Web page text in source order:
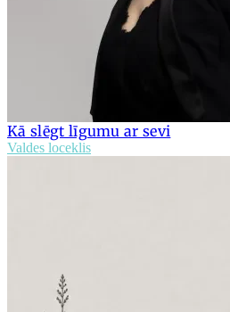
Kā slēgt līgumu ar sevi
Valdes loceklis